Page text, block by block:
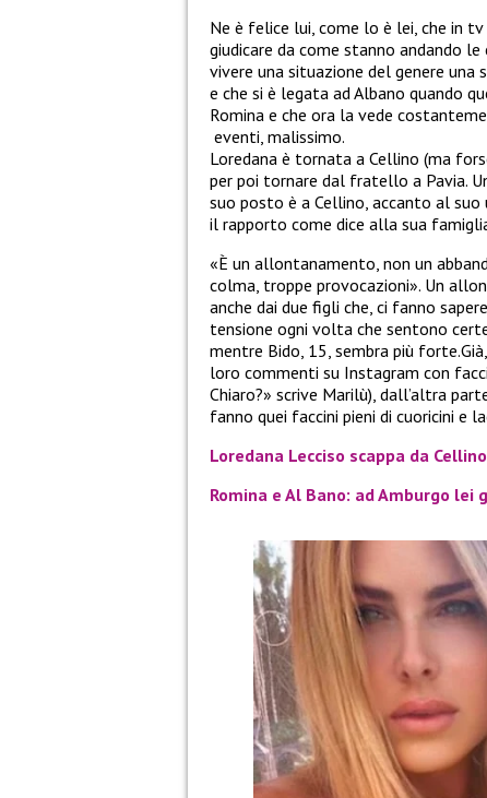
Ne è felice lui, come lo è lei, che in
giudicare da come stanno andando
vivere una situazione del genere una
e che si è legata ad Albano quando
Romina e che ora la vede
eventi, malissimo.
Loredana è tornata a Cellino (ma
per poi tornare dal fratello a Pavia.
suo posto è a Cellino, accanto al
il rapporto come dice alla sua
«È un allontanamento, non un
colma, troppe provocazioni». Un
anche dai due figli che, ci fanno
tensione ogni volta che sentono
mentre Bido, 15, sembra più
loro commenti su Instagram con
Chiaro?» scrive Marilù), dall’altra
fanno quei faccini pieni di cuoricini e
Loredana Lecciso scappa da
Romina e Al Bano: ad Amburgo lei